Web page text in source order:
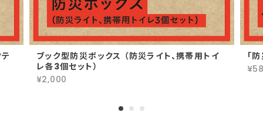
ブック型防災ボックス （防災ライト、携帯用トイ
レ各3個セット）
¥2,000
「